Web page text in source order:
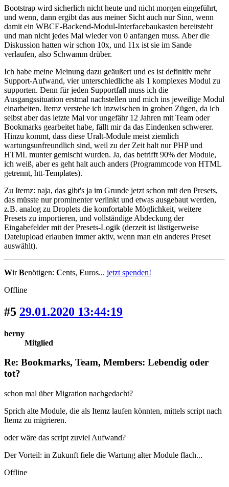
Bootstrap wird sicherlich nicht heute und nicht morgen eingeführt,
und wenn, dann ergibt das aus meiner Sicht auch nur Sinn, wenn
damit ein WBCE-Backend-Modul-Interfacebaukasten bereitsteht
und man nicht jedes Mal wieder von 0 anfangen muss. Aber die
Diskussion hatten wir schon 10x, und 11x ist sie im Sande
verlaufen, also Schwamm drüber.
Ich habe meine Meinung dazu geäußert und es ist definitiv mehr
Support-Aufwand, vier unterschiedliche als 1 komplexes Modul zu
supporten. Denn für jeden Supportfall muss ich die
Ausgangssituation erstmal nachstellen und mich ins jeweilige Modul
einarbeiten. Itemz verstehe ich inzwischen in groben Zügen, da ich
selbst aber das letzte Mal vor ungefähr 12 Jahren mit Team oder
Bookmarks gearbeitet habe, fällt mir da das Eindenken schwerer.
Hinzu kommt, dass diese Uralt-Module meist ziemlich
wartungsunfreundlich sind, weil zu der Zeit halt nur PHP und
HTML munter gemischt wurden. Ja, das betrifft 90% der Module,
ich weiß, aber es geht halt auch anders (Programmcode von HTML
getrennt, htt-Templates).
Zu Itemz: naja, das gibt's ja im Grunde jetzt schon mit den Presets,
das müsste nur prominenter verlinkt und etwas ausgebaut werden,
z.B. analog zu Droplets die komfortable Möglichkeit, weitere
Presets zu importieren, und vollständige Abdeckung der
Eingabefelder mit der Presets-Logik (derzeit ist lästigerweise
Dateiupload erlauben immer aktiv, wenn man ein anderes Preset
auswählt).
WirBenötigen: Cents, Euros... jetzt spenden!
Offline
#5 29.01.2020 13:44:19
berny
Mitglied
Re: Bookmarks, Team, Members: Lebendig oder
tot?
schon mal über Migration nachgedacht?
Sprich alte Module, die als Itemz laufen könnten, mittels script nach
Itemz zu migrieren.
oder wäre das script zuviel Aufwand?
Der Vorteil: in Zukunft fiele die Wartung alter Module flach...
Offline